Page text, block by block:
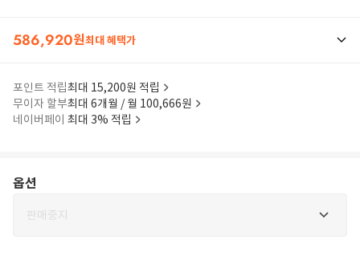
586,920원최대 혜택가
포인트 적립최대 15,200원 적립
무이자 할부최대 6개월 / 월 100,666원
네이버페이 최대 3% 적립
옵션
판매중지